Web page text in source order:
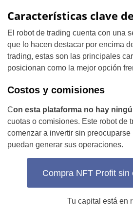
Características clave
El robot de trading cuenta con una
que lo hacen destacar por encima
trading, estas son las principales
posicionan como la mejor opción
Costos y comisiones
Con esta plataforma no hay
cuotas o comisiones. Este robot de
comenzar a invertir sin
puedan generar sus operaciones.
Compra NFT Profit sin
Tu capital está en